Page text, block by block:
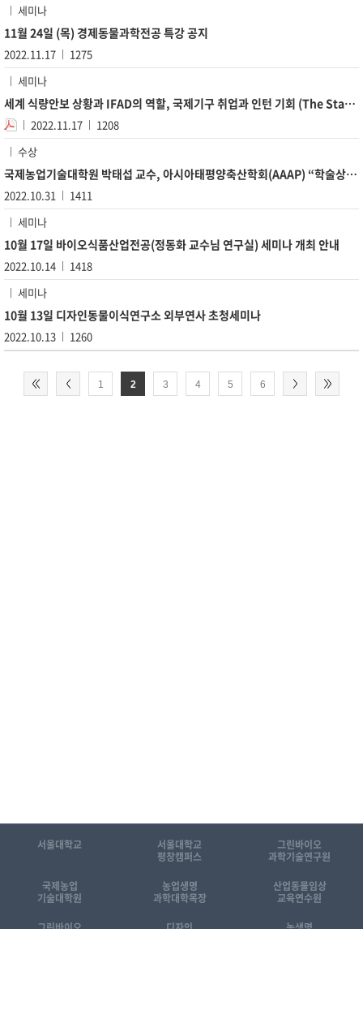
세미나
11월 24일 (목) 경제동물과학전공 특강 공지
2022.11.17
1275
세미나
세계 식량안보 상황과 IFAD의 역할, 국제기구 취업과 인턴 기회 (The State of Food Security in ...
2022.11.17
1208
수상
국제농업기술대학원 박태섭 교수, 아시아태평양축산학회(AAAP) “학술상” 수상
2022.10.31
1411
세미나
10월 17일 바이오식품산업전공(정동화 교수님 연구실) 세미나 개최 안내
2022.10.14
1418
세미나
10월 13일 디자인동물이식연구소 외부연사 초청세미나
2022.10.13 1260
1 2 3 4 5 6
서울대학교
서울대학교
평창캠퍼스
그린바이오
과학기술연구원
국제농업
기술대학원
농업생명
과학대학목장
산업동물임상
교육연수원
그린바이오
디자인
농생명